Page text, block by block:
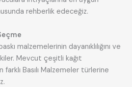
rehberlik edeceğiz.
malzemelerinin dayanıklılığını ve
Mevcut çeşitli kağıt
Basılı Malzemeler türlerine